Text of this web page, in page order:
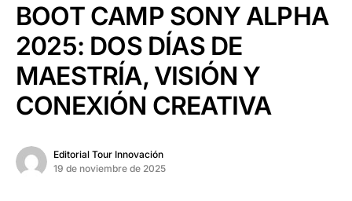
BOOT CAMP SONY ALPHA
2025: DOS DÍAS DE
MAESTRÍA, VISIÓN Y
CONEXIÓN CREATIVA
Editorial Tour Innovación
19 de noviembre de 2025